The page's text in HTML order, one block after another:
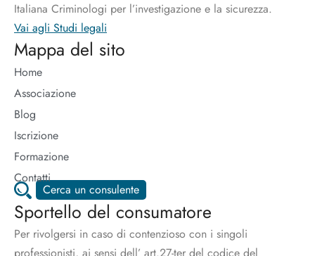
Italiana Criminologi per l’investigazione e la sicurezza.
Vai agli Studi legali
Mappa del sito
Home
Associazione
Blog
Iscrizione
Formazione
Contatti
Cerca un consulente
Sportello del consumatore
Per rivolgersi in caso di contenzioso con i singoli